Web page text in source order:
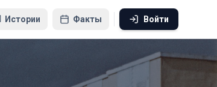
Истории Факты Войти